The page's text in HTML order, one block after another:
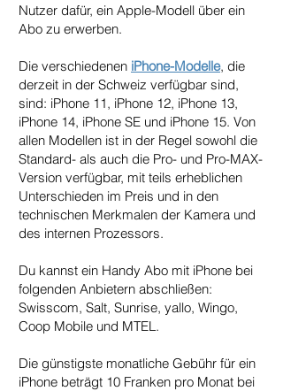
Nutzer dafür, ein Apple-Modell über ein
Abo zu erwerben.
Die verschiedenen iPhone-Modelle, die
derzeit in der Schweiz verfügbar sind,
sind: iPhone 11, iPhone 12, iPhone 13,
iPhone 14, iPhone SE und iPhone 15. Von
allen Modellen ist in der Regel sowohl die
Standard- als auch die Pro- und Pro-MAX-
Version verfügbar, mit teils erheblichen
Unterschieden im Preis und in den
technischen Merkmalen der Kamera und
des internen Prozessors.
Du kannst ein Handy Abo mit iPhone bei
folgenden Anbietern abschließen:
Swisscom, Salt, Sunrise, yallo, Wingo,
Coop Mobile und MTEL.
Die günstigste monatliche Gebühr für ein
iPhone beträgt 10 Franken pro Monat bei